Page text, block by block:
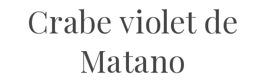
Crabe violet de
Matano